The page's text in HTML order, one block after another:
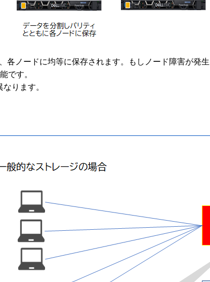
各ノードに均等に保存されます。もしノード障害が発
です。
ります。